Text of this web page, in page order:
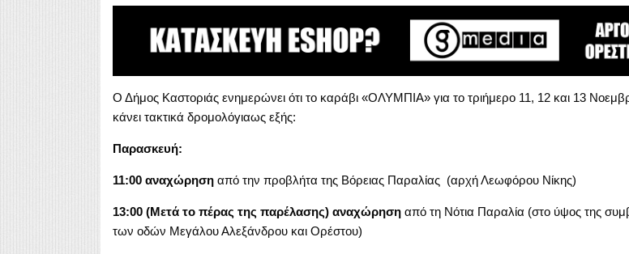
Ο Δήμος Καστοριάς ενημερώνει ότι το καράβι «ΟΛΥΜΠΙΑ» για το τριήμερο 11, 12 και 13
κάνει τακτικά δρομολόγιαως εξής:
Παρασκευή:
11:00 αναχώρηση από την προβλήτα της Βόρειας Παραλίας (αρχή Λεωφόρου Νίκης)
13:00 (Μετά το πέρας της παρέλασης) αναχώρησηαπό τη Νότια Παραλία (στο ύψος της
των οδών Μεγάλου Αλεξάνδρου και Ορέστου)